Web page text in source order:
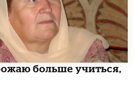
больше учиться,